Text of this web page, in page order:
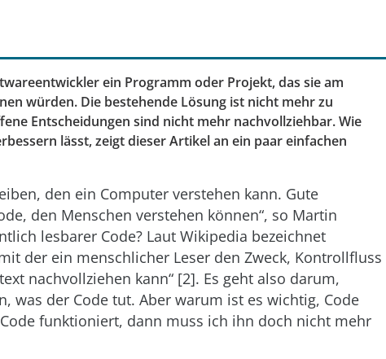
ein Programm oder Projekt, das sie am
würden. Die bestehende Lösung ist nicht mehr zu
Entscheidungen sind nicht mehr nachvollziehbar. Wie
lässt, zeigt dieser Artikel an ein paar einfachen
den ein Computer verstehen kann. Gute
den Menschen verstehen können“, so Martin
lesbarer Code? Laut Wikipedia bezeichnet
der ein menschlicher Leser den Zweck, Kontrollfluss
nachvollziehen kann“ [2]. Es geht also darum,
was der Code tut. Aber warum ist es wichtig, Code
funktioniert, dann muss ich ihn doch nicht mehr